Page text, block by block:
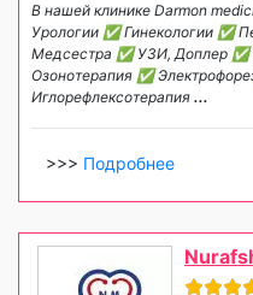
В нашей клинике Darmon
Урологии ✅ Гинекологии ✅
Медсестра ✅ УЗИ, Доплер
Озонотерапия ✅
Иглорефлексотерапия ...
>>> Подробнее